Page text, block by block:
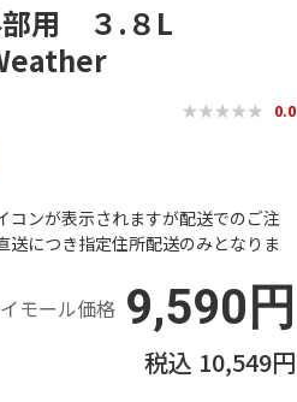
用 ３.８L
0.0
コンが表示されますが配送でのご注
につき指定住所配送のみとなりま
モール価格 9,590円
10,549円